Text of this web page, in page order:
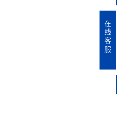
在
线
客
服